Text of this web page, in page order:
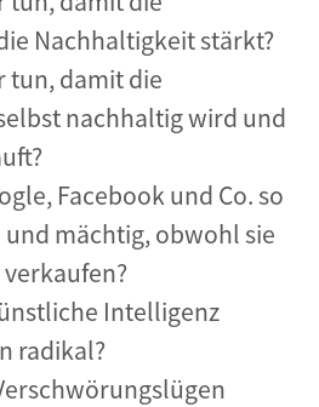
Nachhaltigkeit stärkt?
tun, damit die
nachhaltig wird und
Facebook und Co. so
mächtig, obwohl sie
Intelligenz
radikal?